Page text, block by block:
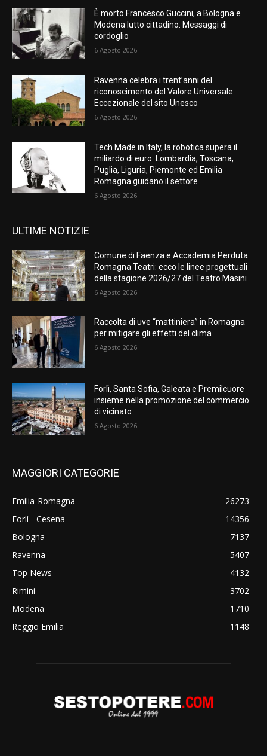
È morto Francesco Guccini, a Bologna e
Modena lutto cittadino. Messaggi di
cordoglio
6 Agosto 2026
Ravenna celebra i trent’anni del
riconoscimento del Valore Universale
Eccezionale del sito Unesco
6 Agosto 2026
Tech Made in Italy, la robotica supera il
miliardo di euro. Lombardia, Toscana,
Puglia, Liguria, Piemonte ed Emilia
Romagna guidano il settore
6 Agosto 2026
ULTIME NOTIZIE
Comune di Faenza e Accademia Perduta
Romagna Teatri: ecco le linee progettuali
della stagione 2026/27 del Teatro Masini
6 Agosto 2026
Raccolta di uve “mattiniera” in Romagna
per mitigare gli effetti del clima
6 Agosto 2026
Forlì, Santa Sofia, Galeata e Premilcuore
insieme nella promozione del commercio
di vicinato
6 Agosto 2026
MAGGIORI CATEGORIE
Emilia-Romagna
26273
Forlì - Cesena
14356
Bologna
7137
Ravenna
5407
Top News
4132
Rimini
3702
Modena
1710
Reggio Emilia
1148